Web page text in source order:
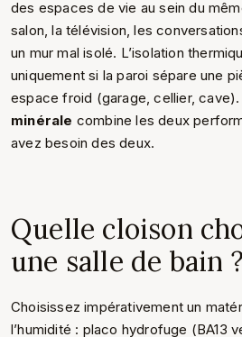
des espaces de vie au sein du
salon, la télévision, les
un mur mal isolé. L’isolation
uniquement si la paroi sépare une
espace froid (garage, cellier,
minérale combine les deux
avez besoin des deux.
Quelle cloison
une salle de bain ?
Choisissez impérativement un
l’humidité : placo hydrofuge (BA13